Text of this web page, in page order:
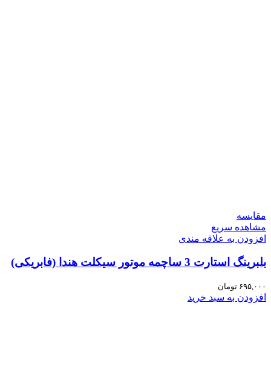
مقایسه
مشاهده سریع
افزودن به علاقه مندی
بلبرینگ استارت 3 ساچمه موتور سیکلت هندا (فابریکی)
۶۹۵,۰۰۰ تومان
افزودن به سبد خرید